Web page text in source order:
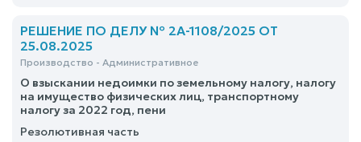
РЕШЕНИЕ ПО ДЕЛУ № 2А-1108/2025 ОТ
25.08.2025
Производство - Административное
О взыскании недоимки по земельному налогу, налогу
на имущество физических лиц, транспортному
налогу за 2022 год, пени
Резолютивная часть